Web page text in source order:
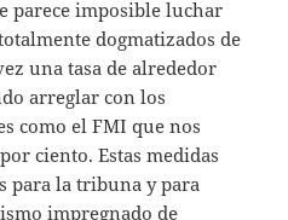
parece imposible luchar
dogmatizados de
una tasa de alrededor
arreglar con los
como el FMI que nos
ciento. Estas medidas
para la tribuna y para
impregnado de